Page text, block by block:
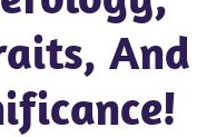
And